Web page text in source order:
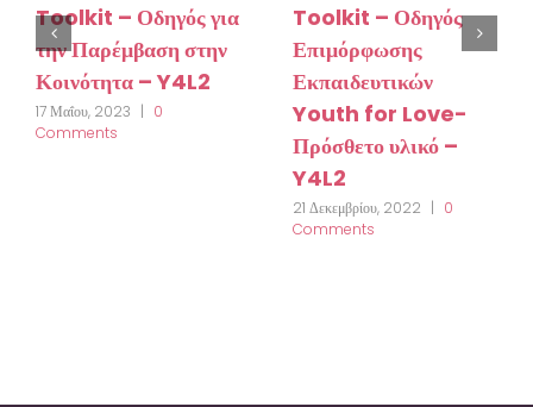
Toolkit – Οδηγός για
την Παρέμβαση στην
Κοινότητα – Y4L2
17 Μαΐου, 2023 | 0
Comments
Toolkit – Οδηγός
Επιμόρφωσης
Εκπαιδευτικών
Youth for Love-
Πρόσθετο υλικό –
Y4L2
21 Δεκεμβρίου, 2022 | 0
Comments